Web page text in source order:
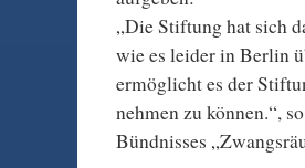
„Die Stiftung hat sich
wie es leider in Berlin
ermöglicht es der
nehmen zu können.“,
Bündnisses